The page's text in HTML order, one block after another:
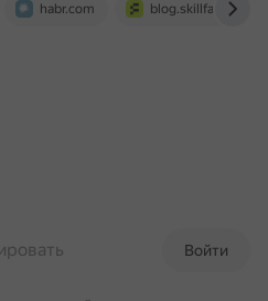
habr.com blog.skillfactory.ru
Войти